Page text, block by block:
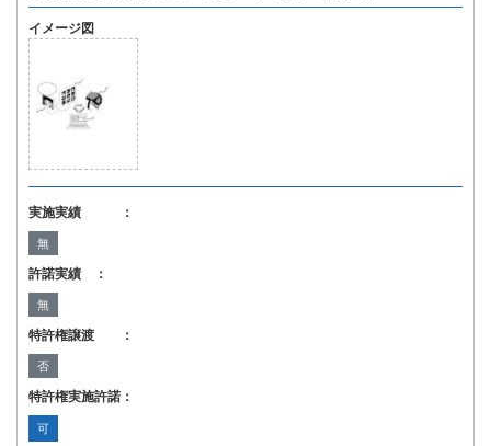
イメージ図
実施実績 ：
無
許諾実績 ：
無
特許権譲渡 ：
否
特許権実施許諾：
可